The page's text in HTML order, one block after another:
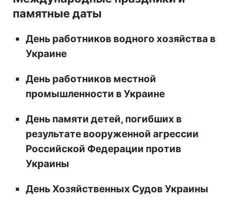
памятные даты
День работников водного хозяйства в
Украине
День работников местной
промышленности в Украине
День памяти детей, погибших в
результате вооруженной агрессии
Российской Федерации против
Украины
День Хозяйственных Судов Украины